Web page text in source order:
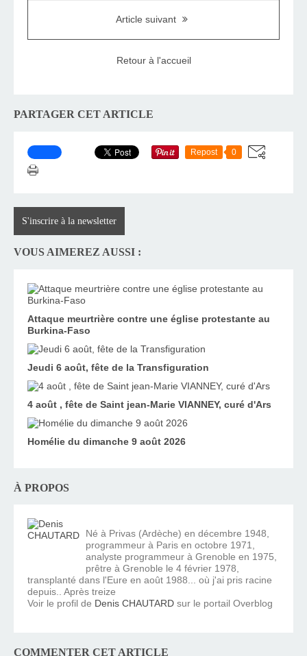
Article suivant
Retour à l'accueil
PARTAGER CET ARTICLE
Repost 0
S'inscrire à la newsletter
VOUS AIMEREZ AUSSI :
Attaque meurtrière contre une église protestante au
Burkina-Faso
Jeudi 6 août, fête de la Transfiguration
4 août , fête de Saint jean-Marie VIANNEY, curé d'Ars
Homélie du dimanche 9 août 2026
À PROPOS
Né à Privas (Ardèche) en décembre 1948,
programmeur à Paris en octobre 1971,
analyste programmeur à Grenoble en 1975,
prêtre à Grenoble le 4 février 1978,
transplanté dans l'Eure en août 1988... où j'ai pris racine
depuis.. Après treize
Voir le profil de Denis CHAUTARD sur le portail Overblog
COMMENTER CET ARTICLE